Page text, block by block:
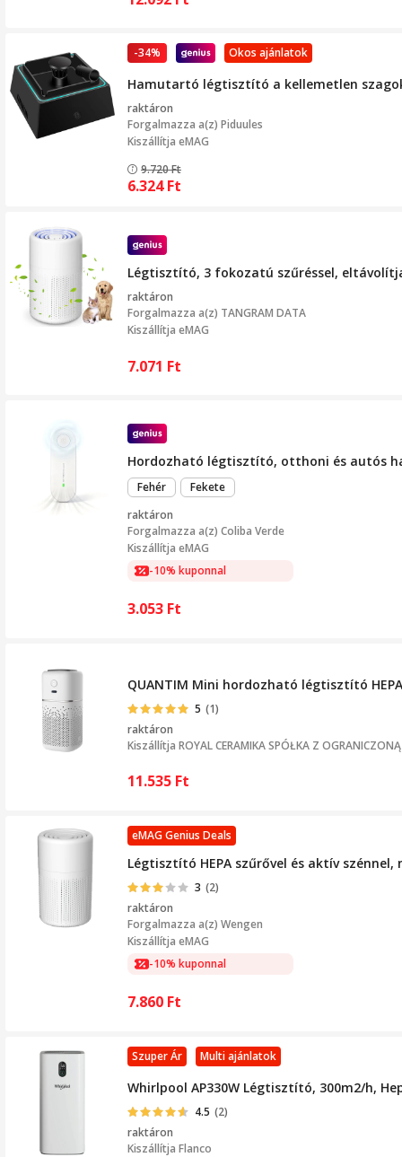
Okos ajánlatok
-34%
Hamutartó légtisztító a kellemetlen
raktáron
Forgalmazza a(z) Piduules
Kiszállítja eMAG
9.720Ft
6.324Ft
Légtisztító, 3 fokozatú szűréssel,
raktáron
Forgalmazza a(z) TANGRAM DATA
Kiszállítja eMAG
7.071 Ft
Hordozható légtisztító, otthoni és autós
Fehér
Fekete
raktáron
Forgalmazza a(z) Coliba Verde
Kiszállítja eMAG
-10% kuponnal
3.053 Ft
QUANTIM Mini hordozható légtisztító
5 (1)
raktáron
Kiszállítja ROYAL CERAMIKA SPÓŁKA Z
11.535 Ft
eMAG Genius Deals
Légtisztító HEPA szűrővel és aktív
3 (2)
raktáron
Forgalmazza a(z) Wengen
Kiszállítja eMAG
-10% kuponnal
7.860 Ft
Multi ajánlatok
Szuper Ár
Whirlpool AP330W Légtisztító, 300m2/h,
4.5 (2)
raktáron
Kiszállítja Flanco